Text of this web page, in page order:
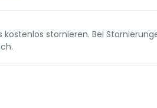
stornieren. Bei